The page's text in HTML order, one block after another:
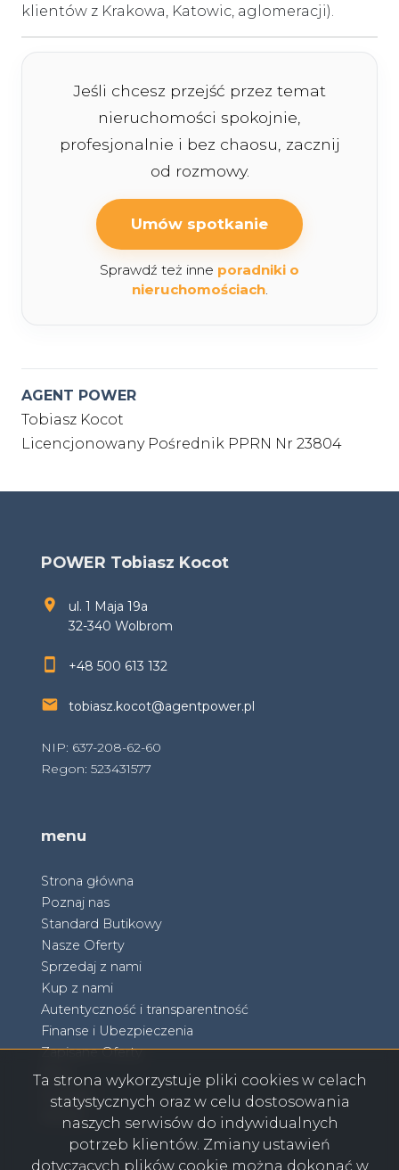
klientów z Krakowa, Katowic, aglomeracji).
Jeśli chcesz przejść przez temat
nieruchomości spokojnie,
profesjonalnie i bez chaosu, zacznij
od rozmowy.
Umów spotkanie
Sprawdź też inne poradniki o
nieruchomościach.
AGENT POWER
Tobiasz Kocot
Licencjonowany Pośrednik PPRN Nr 23804
POWER Tobiasz Kocot
ul. 1 Maja 19a
32-340 Wolbrom
+48 500 613 132
tobiasz.kocot@agentpower.pl
NIP: 637-208-62-60
Regon: 523431577
menu
Strona główna
Poznaj nas
Standard Butikowy
Nasze Oferty
Sprzedaj z nami
Kup z nami
Autentyczność i transparentność
Finanse i Ubezpieczenia
Zapisane Oferty
Blog
Kontakt
RODO
Ta strona wykorzystuje pliki cookies w celach
statystycznych oraz w celu dostosowania
naszych serwisów do indywidualnych
potrzeb klientów. Zmiany ustawień
dotyczących plików cookie można dokonać w